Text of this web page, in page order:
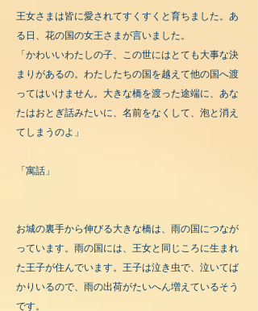
王女さまは皆に愛されてすくすくと育ちました。あ
る日、花の国の女王さまが言いました。
「かわいいわたしの子、この世にはとても大事な決
まりがあるの。わたしたちの国を越えて他の国へ渡
ってはいけません。大きな橋を渡った途端に、あな
たはおとぎ話みたいに、名前をなくして、泡と消え
てしまうのよ」
「寓話」
お城の裏手から伸びる大きな橋は、雨の国につなが
っています。雨の国には、王女と同じころに生まれ
た王子が住んでいます。王子は泣き虫で、泣いてば
かりいるので、雨の出荷がたいへん増えているそう
です。